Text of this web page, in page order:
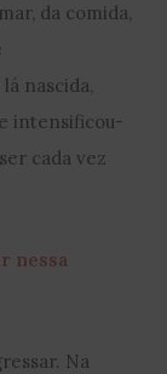
da comida,
nascida,
intensificou-
cada vez
nessa
Na